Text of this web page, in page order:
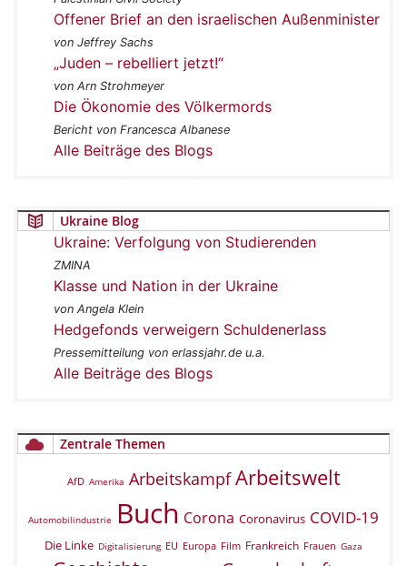
Offener Brief an den israelischen Außenminister
von Jeffrey Sachs
„Juden – rebelliert jetzt!“
von Arn Strohmeyer
Die Ökonomie des Völkermords
Bericht von Francesca Albanese
Alle Beiträge des Blogs
Ukraine Blog
Ukraine: Verfolgung von Studierenden
ZMINA
Klasse und Nation in der Ukraine
von Angela Klein
Hedgefonds verweigern Schuldenerlass
Pressemitteilung von erlassjahr.de u.a.
Alle Beiträge des Blogs
Zentrale Themen
AfD Amerika Arbeitskampf Arbeitswelt
Automobilindustrie Buch Corona Coronavirus COVID-19
Die Linke Digitalisierung EU Europa Film Frankreich Frauen Gaza